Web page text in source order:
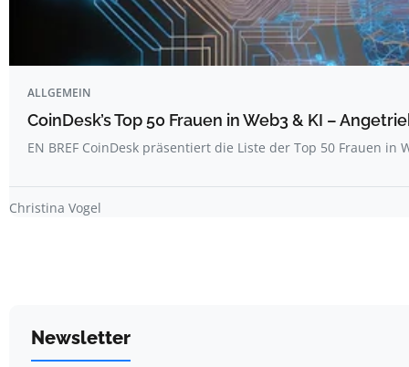
ALLGEMEIN
CoinDesk’s Top 50 Frauen in Web3 & KI –
EN BREF CoinDesk präsentiert die Liste der Top 50 Frauen in
Christina Vogel
Newsletter